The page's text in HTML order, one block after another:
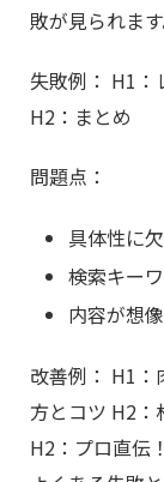
敗が見られます
失敗例： H1：
H2：まとめ
問題点：
具体性に
検索キー
内容が想
改善例： H1：
方とコツ H2：
H2：プロ直伝